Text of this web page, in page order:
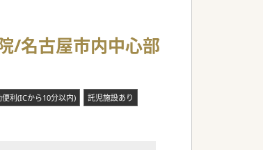
/名古屋市内中心部
利(ICから10分以内) 託児施設あり